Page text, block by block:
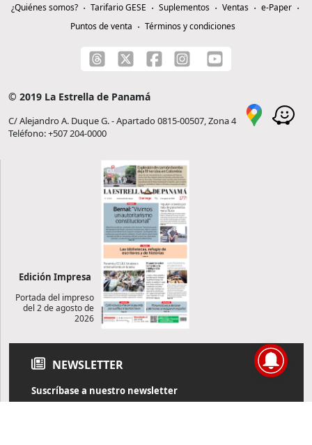
¿Quiénes somos? Tarifario GESE Suplementos Ventas
e-Paper
Puntos de venta
Términos y condiciones
© 2019 La Estrella de Panamá
C/ Alejandro A. Duque G. - Apartado 0815-00507, Zona 4
Teléfono: +507 204-0000
Edición Impresa
Portada del impreso
del 2 de agosto de
2026
NEWSLETTER
Suscríbase a nuestro newsletter
Reciba diariamente información de actualidad directamente en